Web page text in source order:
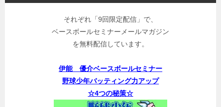
それぞれ「9回限定配信」で、
ベースボールセミナーメールマガジン
を無料配信しています。
伊能 優介ベースボールセミナー
野球少年バッティング力アップ
☆4つの秘策☆